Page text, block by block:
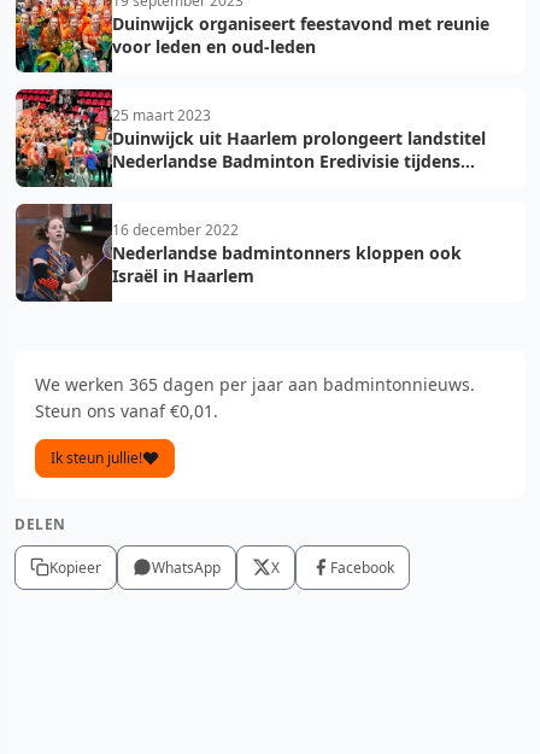
Duinwijck organiseert feestavond met reunie
voor leden en oud-leden
25 maart 2023
Duinwijck uit Haarlem prolongeert landstitel
Nederlandse Badminton Eredivisie tijdens
16 december 2022
Nederlandse badmintonners kloppen ook
Israël in Haarlem
We werken 365 dagen per jaar aan badmintonnieuws.
Steun ons vanaf €0,01.
Ik steun jullie!
DELEN
Kopieer WhatsApp X Facebook